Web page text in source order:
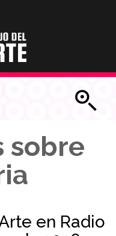
sobre
en Radio